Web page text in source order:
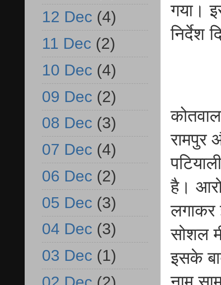
गया।
निर्देश
रामपुर
है।
लगाकर
सोशल
इसके
12 Dec (4)
11 Dec (2)
10 Dec (4)
09 Dec (2)
08 Dec (3)
07 Dec (4)
06 Dec (2)
05 Dec (3)
04 Dec (3)
03 Dec (1)